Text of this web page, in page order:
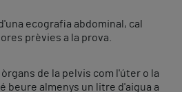
ecografia abdominal, cal
prèvies a la prova.
de la pelvis com l'úter o la
beure almenys un litre d'aigua a